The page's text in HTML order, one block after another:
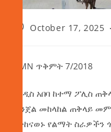
October 17, 2025
AMN ጥቅምት 7/2018
የአዲስ አበባ ከተማ ፖሊስ
ወንጀል መከላከል ጠቅላይ
የተከናወኑ የልማት ስራዎችን